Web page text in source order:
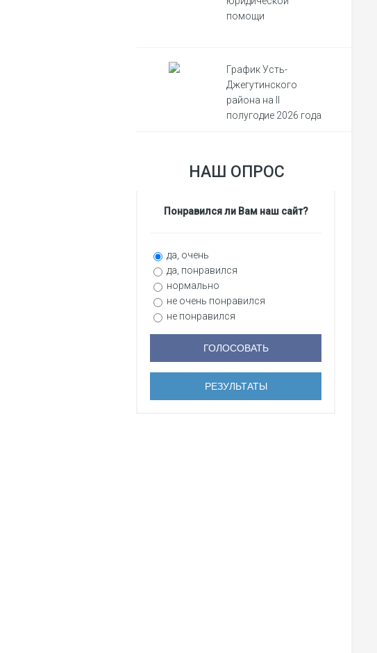
помощи
График Усть-
Джегутинского
района на II
полугодие 2026 года
НАШ ОПРОС
Понравился ли Вам наш сайт?
да, очень
да, понравился
нормально
не очень понравился
не понравился